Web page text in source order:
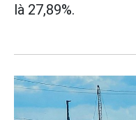
là 27,89%.